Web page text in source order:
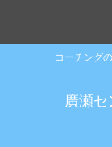
コーチング
廣瀬